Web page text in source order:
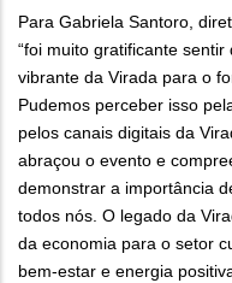
Para Gabriela Santoro,
“foi muito gratificante
vibrante da Virada para o
Pudemos perceber isso
pelos canais digitais da
abraçou o evento e
demonstrar a importância
todos nós. O legado da
da economia para o setor
bem-estar e energia